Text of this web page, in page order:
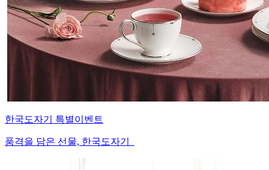
한국도자기 특별이벤트
품격을 담은 선물, 한국도자기